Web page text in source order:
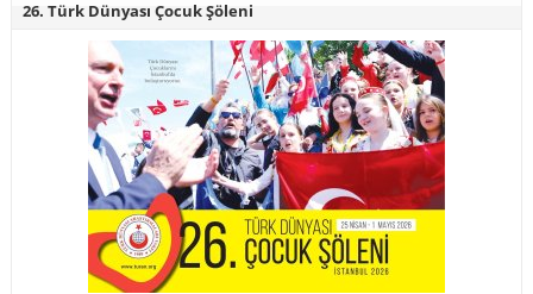
26. Türk Dünyası Çocuk Şöleni